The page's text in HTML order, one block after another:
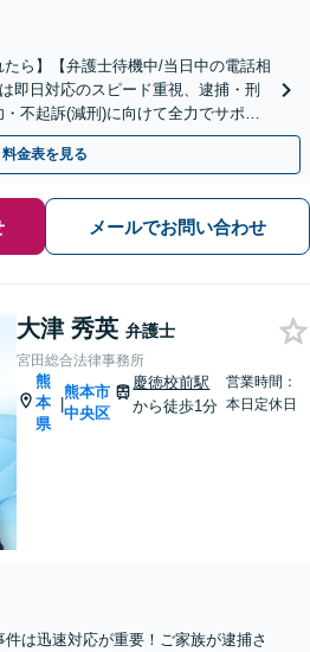
たら】【弁護士待機中/当日中の電話相
即日対応のスピード重視、逮捕・刑
不起訴(減刑)に向けて全力でサポー
門】
料金表を見る
メールでお問い合わせ
大津 秀英 弁護士
宮田総合法律事務所
熊
本
県
|
熊本市
中央区
慶徳校前駅
から徒歩1分
営業時間：
本日定休日
件は迅速対応が重要！ご家族が逮捕さ